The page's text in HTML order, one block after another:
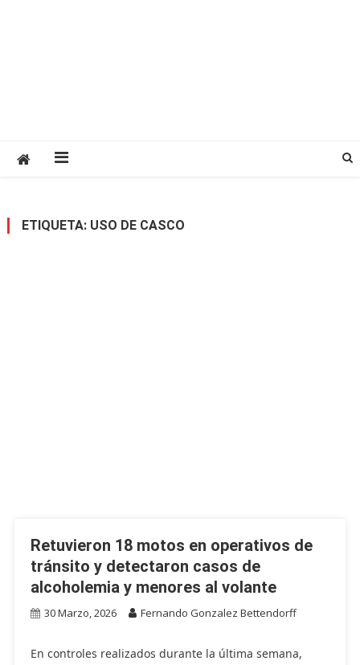
ETIQUETA: USO DE CASCO
Retuvieron 18 motos en operativos de
tránsito y detectaron casos de
alcoholemia y menores al volante
30 Marzo, 2026 Fernando Gonzalez Bettendorff
En controles realizados durante la última semana,